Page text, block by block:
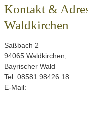
Kontakt &
Waldkirchen
Saßbach 2
94065 Waldkirchen,
Bayrischer Wald
Tel. 08581 98426 18
E-Mail: